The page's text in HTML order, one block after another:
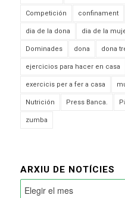
Competición confinament
dia de la dona dia de la
Dominades dona dona
ejercicios para hacer en casa
exercicis per a fer a casa
Nutrición Press Banca.
zumba
ARXIU DE NOTÍCIES